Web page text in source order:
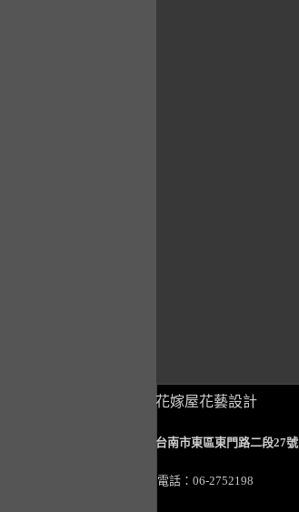
花嫁屋花藝設計
台南市東區東門路二段27號
電話：06-2752198